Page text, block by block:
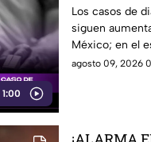
1:00
de
estado;
Los casos de
siguen
México; en el
Veracruz ya se
agosto 09, 2026